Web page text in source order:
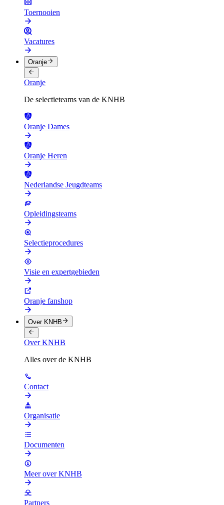
Toernooien
Vacatures
Oranje
Oranje
De selectieteams van de KNHB
Oranje Dames
Oranje Heren
Nederlandse Jeugdteams
Opleidingsteams
Selectieprocedures
Visie en expertgebieden
Oranje fanshop
Over KNHB
Over KNHB
Alles over de KNHB
Contact
Organisatie
Documenten
Meer over KNHB
Partners